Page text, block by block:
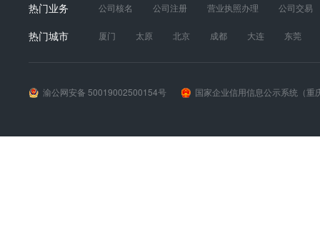
热门业务 公司核名 公司注册 营业执照办理
公司交易
发票真伪
财税服务 工商年报 道路运输经营
热门城市 厦门 太原 北京 成都 大连
东莞
渝公网安备 50019002500154号 国家企业信用信息公示系统（重